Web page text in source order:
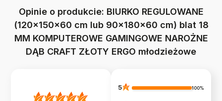
Opinie o produkcie: BIURKO REGULOWANE
(120x150x60 cm lub 90x180x60 cm) blat 18
MM KOMPUTEROWE GAMINGOWE NAROŻNE
DĄB CRAFT ZŁOTY ERGO młodzieżowe
5 100%